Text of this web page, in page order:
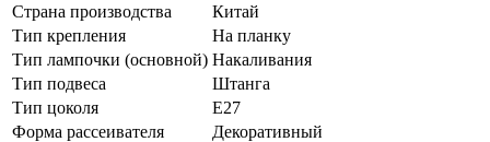
Страна производства
Китай
Тип крепления
На планку
Тип лампочки (основной) Накаливания
Тип подвеса
Штанга
Тип цоколя
E27
Форма рассеивателя
Декоративный